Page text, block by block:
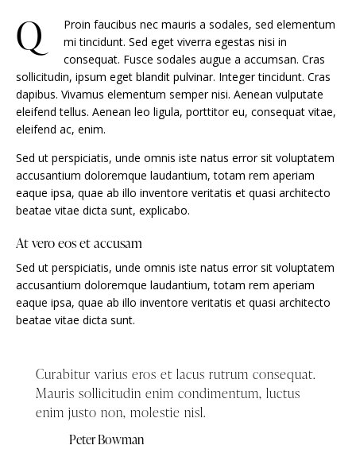
Q
Proin faucibus nec mauris a sodales, sed elementum
mi tincidunt. Sed eget viverra egestas nisi in
consequat. Fusce sodales augue a accumsan. Cras
sollicitudin, ipsum eget blandit pulvinar. Integer tincidunt. Cras
dapibus. Vivamus elementum semper nisi. Aenean vulputate
eleifend tellus. Aenean leo ligula, porttitor eu, consequat vitae,
eleifend ac, enim.
Sed ut perspiciatis, unde omnis iste natus error sit voluptatem
accusantium doloremque laudantium, totam rem aperiam
eaque ipsa, quae ab illo inventore veritatis et quasi architecto
beatae vitae dicta sunt, explicabo.
At vero eos et accusam
Sed ut perspiciatis, unde omnis iste natus error sit voluptatem
accusantium doloremque laudantium, totam rem aperiam
eaque ipsa, quae ab illo inventore veritatis et quasi architecto
beatae vitae dicta sunt.
Curabitur varius eros et lacus rutrum consequat.
Mauris sollicitudin enim condimentum, luctus
enim justo non, molestie nisl.
Peter Bowman